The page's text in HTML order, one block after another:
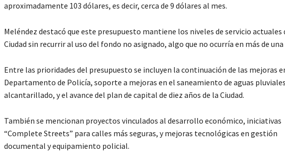
aproximadamente 103 dólares, es decir, cerca de 9 dólares al mes.
Meléndez destacó que este presupuesto mantiene los niveles de servicio actuales
Ciudad sin recurrir al uso del fondo no asignado, algo que no ocurría en más de una
Entre las prioridades del presupuesto se incluyen la continuación de las mejoras
Departamento de Policía, soporte a mejoras en el saneamiento de aguas
alcantarillado, y el avance del plan de capital de diez años de la Ciudad.
También se mencionan proyectos vinculados al desarrollo económico, iniciativas
“Complete Streets” para calles más seguras, y mejoras tecnológicas en gestión
documental y equipamiento policial.